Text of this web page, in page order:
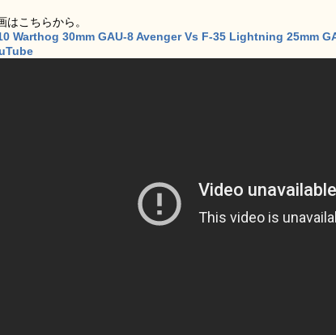
はこちらから。
Warthog 30mm GAU-8 Avenger Vs F-35 Lightning 25mm